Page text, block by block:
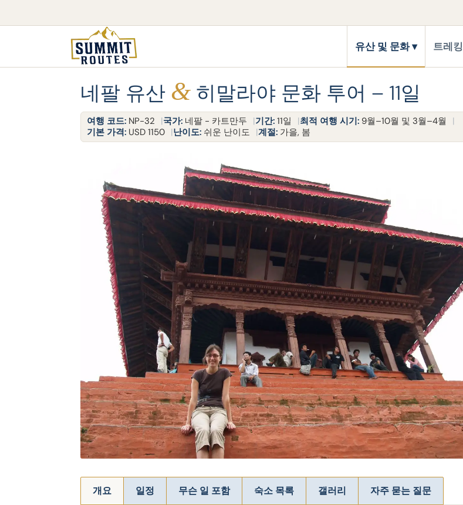
유산 및 문화 트레킹
네팔 유산 & 히말라야 문화 투어 – 11일
여행 코드: NP-32 국가: 네팔 - 카트만두 기간: 11일 최적 여행 시기: 9월–10월 및 3월–4월
기본 가격: USD 1150 난이도: 쉬운 난이도 계절: 가을, 봄
개요 일정 무슨 일 포함 숙소 목록 갤러리 자주 묻는 질문